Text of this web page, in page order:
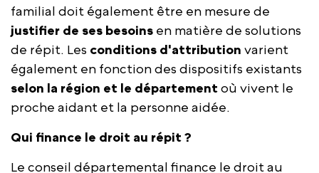
familial doit également être en mesure de
justifier de ses besoins en matière de solutions
de répit. Les conditions d'attribution varient
également en fonction des dispositifs existants
selon la région et le départementoù vivent le
proche aidant et la personne aidée.
Qui finance le droit au répit ?
Le conseil départemental finance le droit au